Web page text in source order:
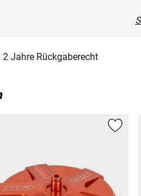
2 Jahre Rückgaberecht